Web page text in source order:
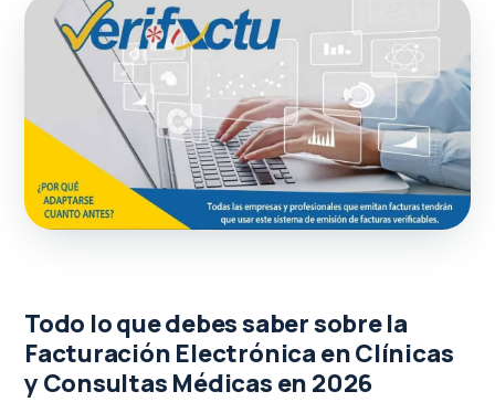
Todo lo que debes saber sobre la
Facturación Electrónica en Clínicas
y Consultas Médicas en 2026